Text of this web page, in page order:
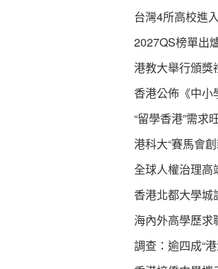
台灣4所高校進
2027QS榜單出
港教大舉行頒獎
香港公佈《中小
“留學香港”需求
港科大“賽馬會
全球人權治理高
香港北都大學
海內外高學歷求
調查：逾四成“